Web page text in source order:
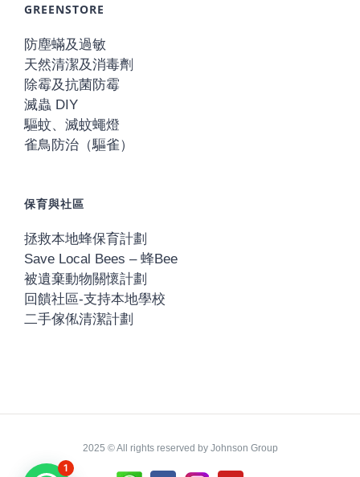
GREENSTORE
防塵蟎及過敏
天然清潔及消毒劑
除霉及抗菌防霉
滅蟲 DIY
驅蚊、滅蚊蠅燈
雀鳥防治（驅雀）
保育與社區
拯救本地蜂保育計劃
Save Local Bees – 蜂Bee
被遺棄動物關懷計劃
回饋社區-支持本地學校
二手傢俬清潔計劃
2025 © All rights reserved by Johnson Group
1